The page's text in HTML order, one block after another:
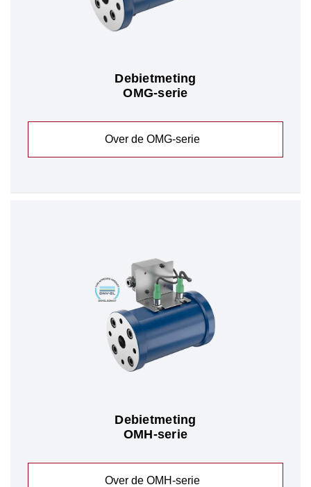
Debietmeting
OMG-serie
Over de OMG-serie
Debietmeting
OMH-serie
Over de OMH-serie